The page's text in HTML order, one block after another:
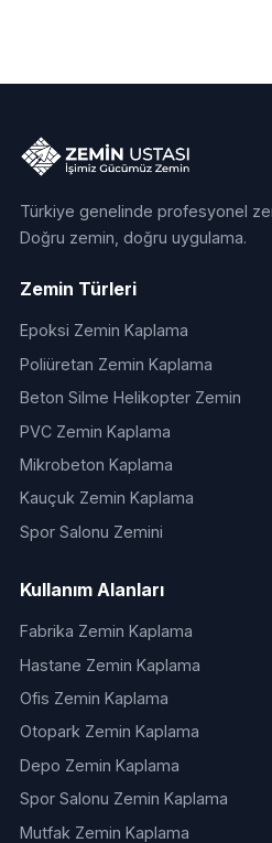
Türkiye genelinde profesyonel
Doğru zemin, doğru uygulama.
Zemin Türleri
Epoksi Zemin Kaplama
Poliüretan Zemin Kaplama
Beton Silme Helikopter Zemin
PVC Zemin Kaplama
Mikrobeton Kaplama
Kauçuk Zemin Kaplama
Spor Salonu Zemini
Kullanım Alanları
Fabrika Zemin Kaplama
Hastane Zemin Kaplama
Ofis Zemin Kaplama
Otopark Zemin Kaplama
Depo Zemin Kaplama
Spor Salonu Zemin Kaplama
Mutfak Zemin Kaplama